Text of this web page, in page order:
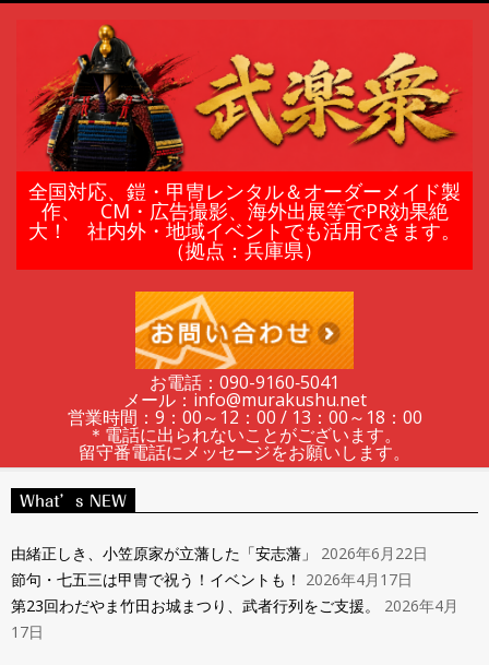
鎧
甲
レ
ン
タ
ル
全国対応、鎧・甲冑レンタル＆オーダーメイド製
作、 CM・広告撮影、海外出展等でPR効果絶
大！ 社内外・地域イベントでも活用できます。
（拠点：兵庫県）
お電話：090-9160‐5041
メール：info@murakushu.net
営業時間：9：00～12：00 / 13：00～18：00
＊電話に出られないことがございます。
留守番電話にメッセージをお願いします。
Navigation
What’s NEW
由緒正しき、小笠原家が立藩した「安志藩」
2026年6月22日
節句・七五三は甲冑で祝う！イベントも！ 2026年4月17日
第23回わだやま竹田お城まつり、武者行列をご支援。
2026年4月
17日